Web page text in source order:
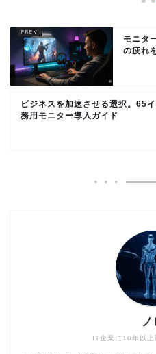
モニタ
の疲れ
ビジネスを加速させる選択。65
務用モニター導入ガイド
IT企業に10年以上